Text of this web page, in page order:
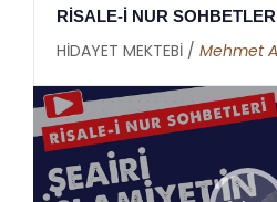
RİSALE-İ NUR
HİDAYET MEKTEBİ / Mehmet